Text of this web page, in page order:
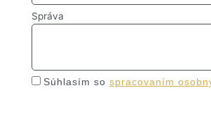
Správa
Súhlasím so spracovaním